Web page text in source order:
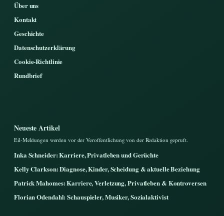
Über uns
Kontakt
Geschichte
Datenschutzerklärung
Cookie-Richtlinie
Rundbrief
Neueste Artikel
Eil-Meldungen werden vor der Veroffentlichung von der Redaktion gepruft.
Inka Schneider: Karriere, Privatleben und Gerüchte
Kelly Clarkson: Diagnose, Kinder, Scheidung & aktuelle Beziehung
Patrick Mahomes: Karriere, Verletzung, Privatleben & Kontroversen
Florian Odendahl: Schauspieler, Musiker, Sozialaktivist